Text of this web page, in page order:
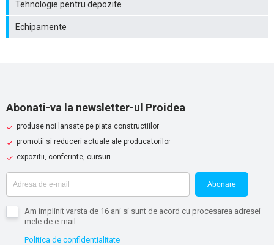
Tehnologie pentru depozite
Echipamente
Abonati-va la newsletter-ul Proidea
produse noi lansate pe piata constructiilor
promotii si reduceri actuale ale producatorilor
expozitii, conferinte, cursuri
Abonare
Am implinit varsta de 16 ani si sunt de acord cu procesarea adresei
mele de e-mail.
Politica de confidentialitate